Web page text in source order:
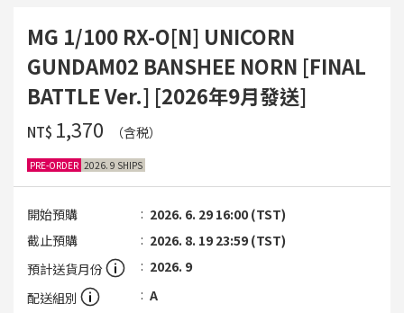
MG 1/100 RX-O[N] UNICORN
GUNDAM02 BANSHEE NORN [FINAL
BATTLE Ver.] [2026年9月發送]
NT$ ‌1,370 （含税）
PRE-ORDER 2026. 9 SHIPS
開始預購
2026. 6. 29 16:00 (TST)
截止預購
2026. 8. 19 23:59 (TST)
預計送貨月份
2026. 9
配送組別
A